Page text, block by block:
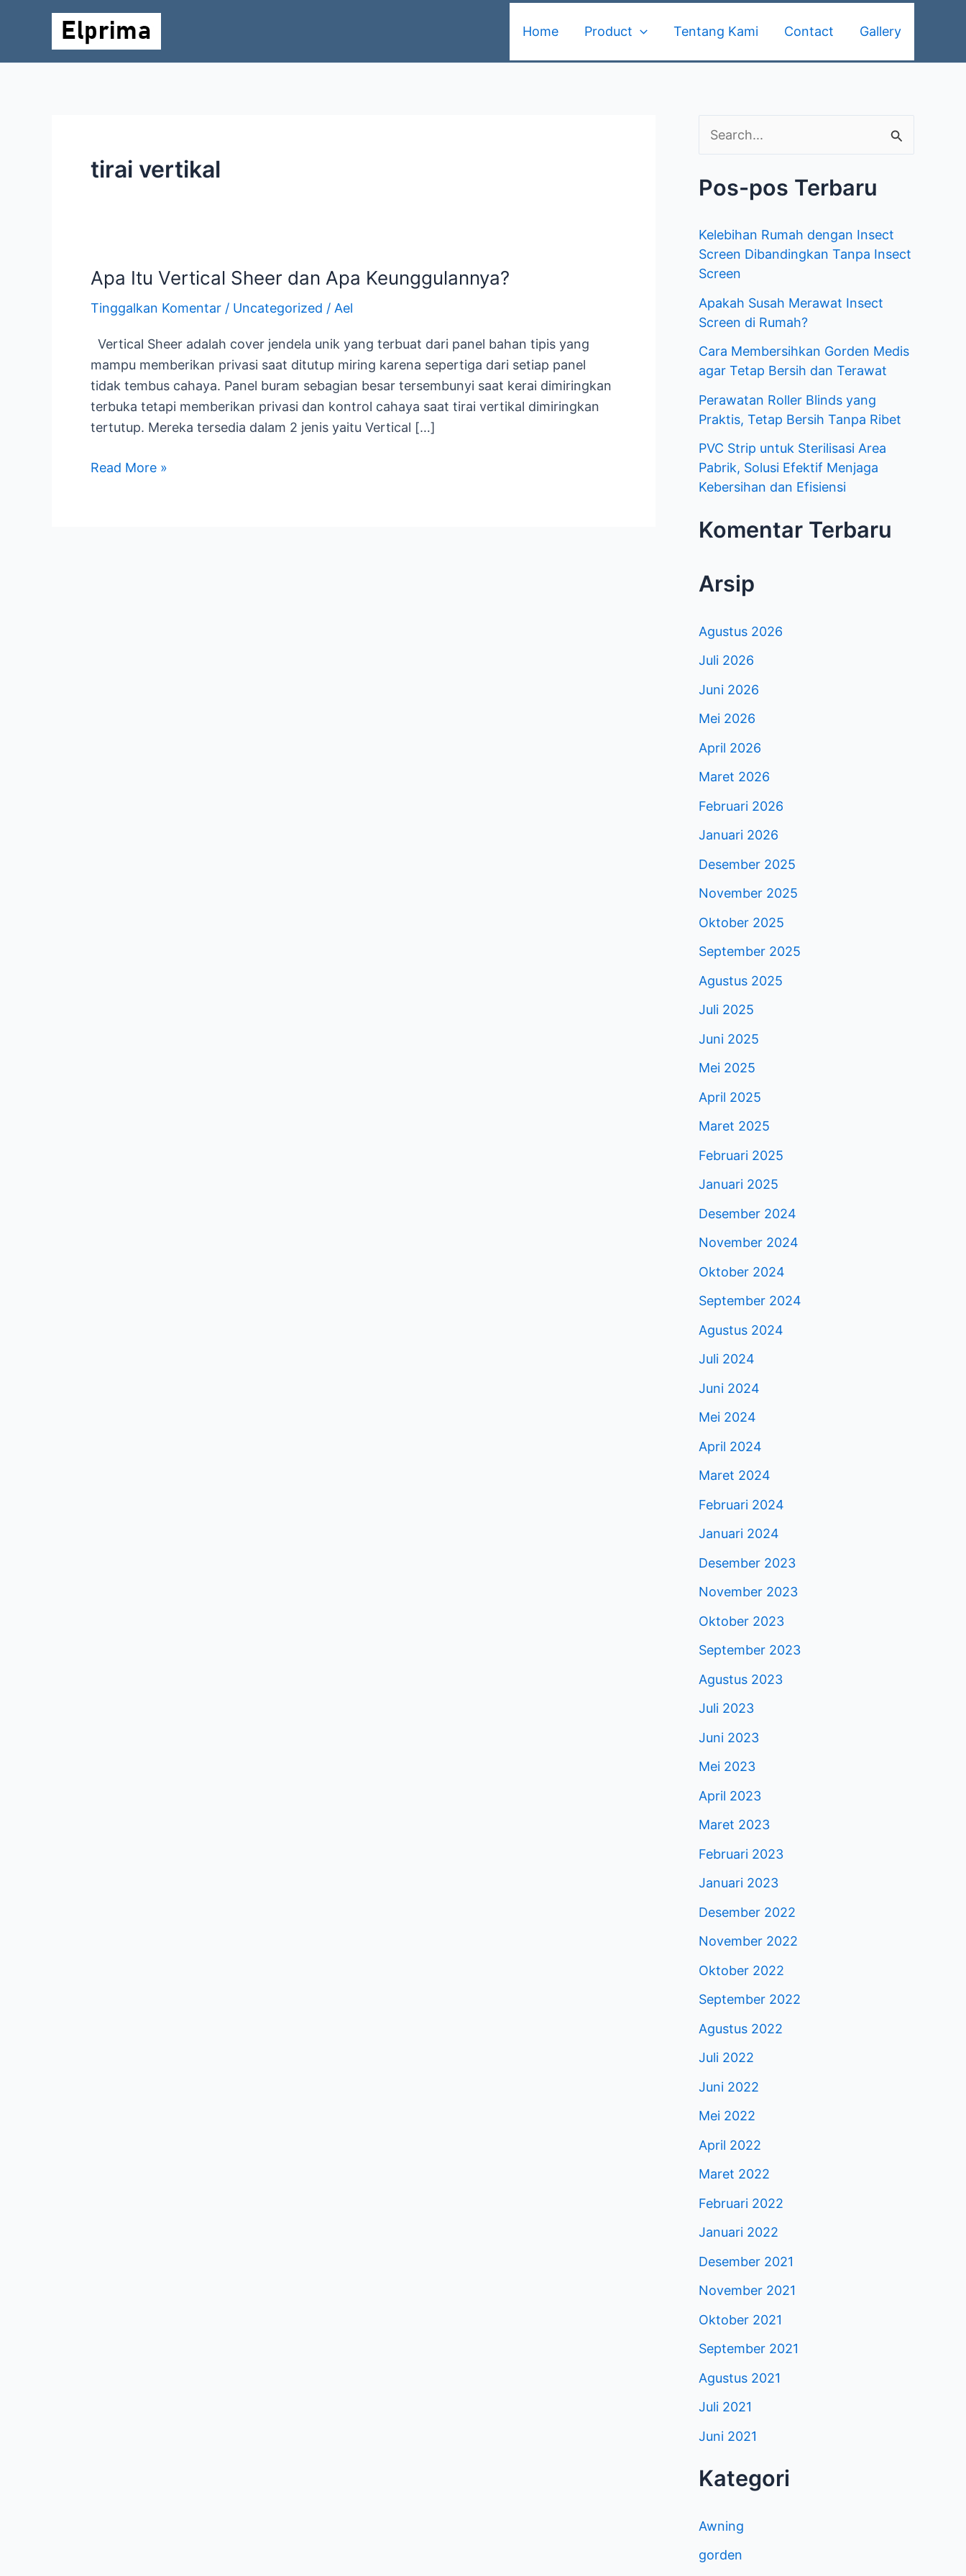
Home Product Tentang Kami Contact Gallery
tirai vertikal
Apa Itu Vertical Sheer dan Apa Keunggulannya?
Tinggalkan Komentar / Uncategorized / Ael
Vertical Sheer adalah cover jendela unik yang terbuat dari panel bahan tipis yang
mampu memberikan privasi saat ditutup miring karena sepertiga dari setiap panel
tidak tembus cahaya. Panel buram sebagian besar tersembunyi saat kerai dimiringkan
terbuka tetapi memberikan privasi dan kontrol cahaya saat tirai vertikal dimiringkan
tertutup. Mereka tersedia dalam 2 jenis yaitu Vertical […]
Apa
Vertical
Sheer
dan
Apa
Keunggulannya?
Read More »
u
n
u
k
:
Pos-pos Terbaru
Kelebihan Rumah dengan Insect
Screen Dibandingkan Tanpa Insect
Screen
Apakah Susah Merawat Insect
Screen di Rumah?
Cara Membersihkan Gorden Medis
agar Tetap Bersih dan Terawat
Perawatan Roller Blinds yang
Praktis, Tetap Bersih Tanpa Ribet
PVC Strip untuk Sterilisasi Area
Pabrik, Solusi Efektif Menjaga
Kebersihan dan Efisiensi
Komentar Terbaru
Arsip
Agustus 2026
Juli 2026
Juni 2026
Mei 2026
April 2026
Maret 2026
Februari 2026
Januari 2026
Desember 2025
November 2025
Oktober 2025
September 2025
Agustus 2025
Juli 2025
Juni 2025
Mei 2025
April 2025
Maret 2025
Februari 2025
Januari 2025
Desember 2024
November 2024
Oktober 2024
September 2024
Agustus 2024
Juli 2024
Juni 2024
Mei 2024
April 2024
Maret 2024
Februari 2024
Januari 2024
Desember 2023
November 2023
Oktober 2023
September 2023
Agustus 2023
Juli 2023
Juni 2023
Mei 2023
April 2023
Maret 2023
Februari 2023
Januari 2023
Desember 2022
November 2022
Oktober 2022
September 2022
Agustus 2022
Juli 2022
Juni 2022
Mei 2022
April 2022
Maret 2022
Februari 2022
Januari 2022
Desember 2021
November 2021
Oktober 2021
September 2021
Agustus 2021
Juli 2021
Juni 2021
Kategori
Awning
gorden